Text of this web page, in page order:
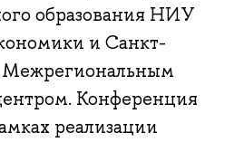
образования НИУ
и Санкт-
Конференция
реализации